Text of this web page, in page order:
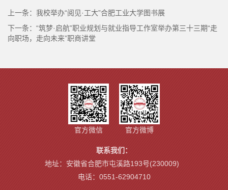
上一条： 我校举办“阅见·工大”合肥工业大学图书展
下一条： “筑梦·启航”职业规划与就业指导工作室举办第三十三期“走
向职场，走向未来”职商讲堂
官方微信 官方微博
联系我们：
地址：安徽省合肥市屯溪路193号(230009)
电话：0551-62904710